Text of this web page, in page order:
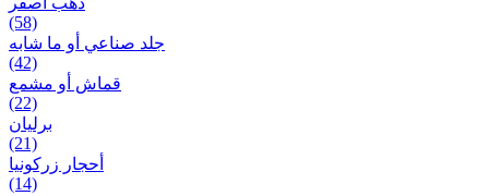
(58)
جلد صناعي أو ما شابه
(42)
قماش أو مشمع
(22)
برلیان
(21)
أحجار زركونيا
(14)